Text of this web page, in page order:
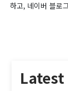
하고, 네이버 블로
Latest